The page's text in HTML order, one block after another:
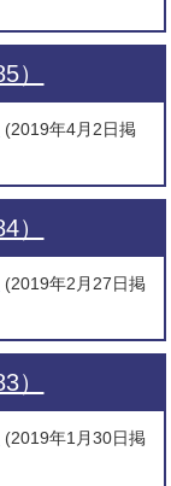
）
(2019年4月2日掲
）
(2019年2月27日掲
）
(2019年1月30日掲